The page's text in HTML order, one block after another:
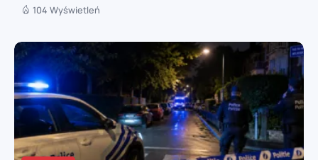
104 Wyświetleń